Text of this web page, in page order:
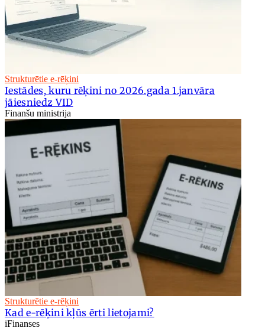
Strukturētie e-rēķini
Iestādes, kuru rēķini no 2026.gada 1.janvāra
jāiesniedz VID
Finanšu ministrija
Strukturētie e-rēķini
Kad e-rēķini kļūs ērti lietojami?
iFinanses